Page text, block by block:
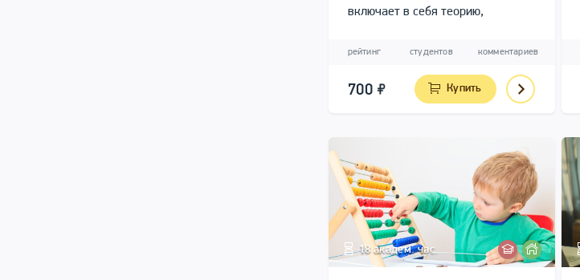
включает в себя теорию,
занятия для детей.
рейтинг студентов комментариев
700 Купить
18 академ. час.